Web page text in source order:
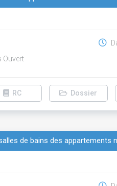
Ouvert
RC Dossier
de bains des appartements